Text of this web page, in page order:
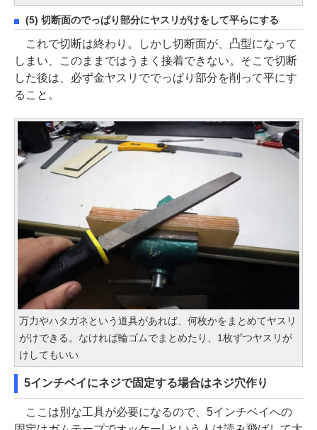
(5) 切断面のでっぱり部分にヤスリがけをして平らにする
これで切断は終わり。しかし切断面が、凸型になって
しまい、このままではうまく接着できない。そこで切断
した後は、必ず金ヤスリででっぱり部分を削って平にす
ること。
万力やハタガネという道具があれば、何枚かをまとめてヤスリ
がけできる。なければ輪ゴムでまとめたり、1枚ずつヤスリが
けしてもいい
5インチベイにネジで固定する場合はネジ穴作り
ここは別な工具が必要になるので、5インチベイへの